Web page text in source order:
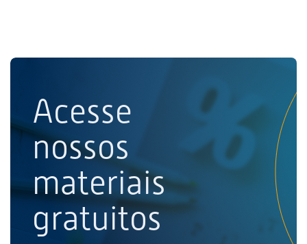
Acesse
nossos
materiais
gratuitos